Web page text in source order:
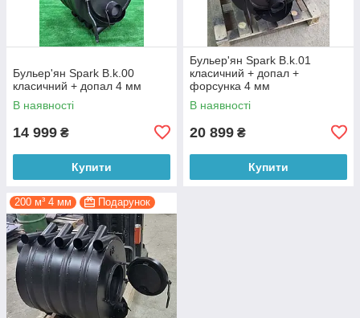
Бульер'ян Spark B.k.00
класичний + допал 4 мм
В наявності
14 999 ₴
Купити
Бульер'ян Spark B.k.01
класичний + допал +
форсунка 4 мм
В наявності
20 899 ₴
Купити
200 м³ 4 мм Подарунок